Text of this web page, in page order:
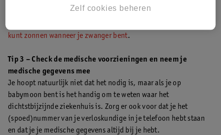
huid kan namelijk sneller verbranden en je kunt een
kunt zonnen wanneer je zwanger bent.
Tip 3 – Check de medische voorzieningen en neem je
medische gegevens mee
Je hoopt natuurlijk niet dat het nodig is, maar als je op
babymoon bent is het handig om te weten waar het
dichtstbijzijnde ziekenhuis is. Zorg er ook voor dat je het
(spoed)nummer van je verloskundige in je telefoon hebt staan
en dat je je medische gegevens altijd bij je hebt.
Zelf cookies beheren